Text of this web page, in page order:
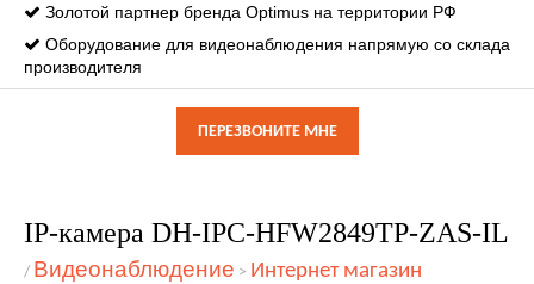
Золотой партнер бренда Optimus на территории РФ
Оборудование для видеонаблюдения напрямую со склада
производителя
ПЕРЕЗВОНИТЕ МНЕ
IP-камера DH-IPC-HFW2849TP-ZAS-IL
/ Видеонаблюдение > Интернет магазин